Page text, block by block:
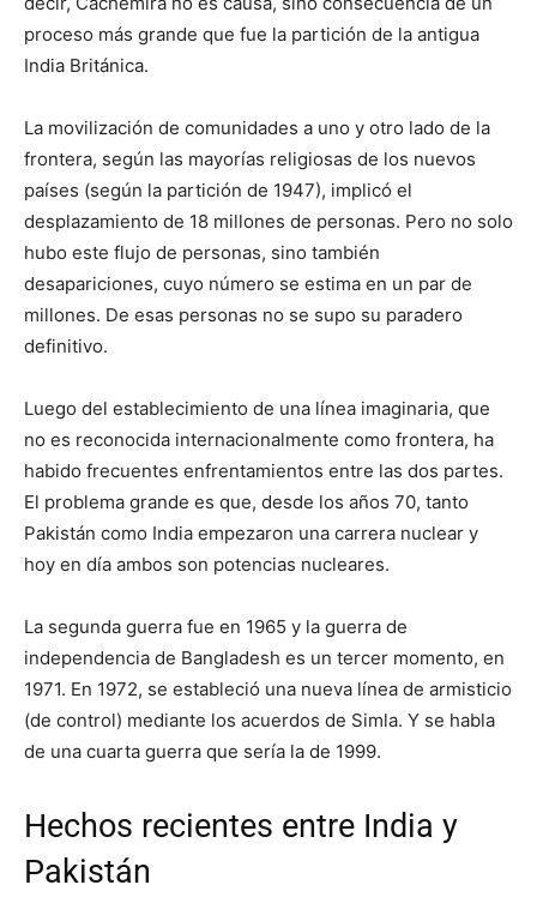
proceso más grande que fue la partición de la antigua
India Británica.
La movilización de comunidades a uno y otro lado de la
frontera, según las mayorías religiosas de los nuevos
países (según la partición de 1947), implicó el
desplazamiento de 18 millones de personas. Pero no solo
hubo este flujo de personas, sino también
desapariciones, cuyo número se estima en un par de
millones. De esas personas no se supo su paradero
definitivo.
Luego del establecimiento de una línea imaginaria, que
no es reconocida internacionalmente como frontera, ha
habido frecuentes enfrentamientos entre las dos partes.
El problema grande es que, desde los años 70, tanto
Pakistán como India empezaron una carrera nuclear y
hoy en día ambos son potencias nucleares.
La segunda guerra fue en 1965 y la guerra de
independencia de Bangladesh es un tercer momento, en
1971. En 1972, se estableció una nueva línea de armisticio
(de control) mediante los acuerdos de Simla. Y se habla
de una cuarta guerra que sería la de 1999.
Hechos recientes entre India y
Pakistán